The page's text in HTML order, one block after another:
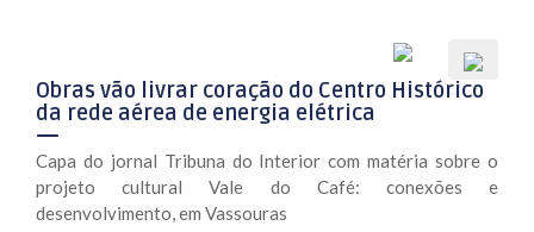
Obras vão livrar coração do Centro Histórico
da rede aérea de energia elétrica
Capa do jornal Tribuna do Interior com matéria sobre o
projeto cultural Vale do Café: conexões e
desenvolvimento, em Vassouras